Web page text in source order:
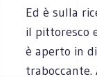
Ed è sulla
il pittoresco
è aperto in
traboccante.